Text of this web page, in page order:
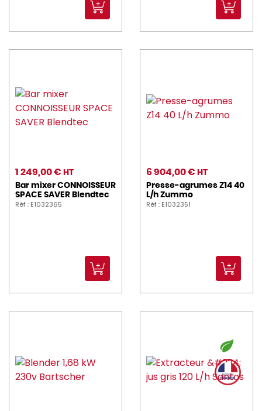
1 249,00 € HT
Bar mixer CONNOISSEUR
SPACE SAVER Blendtec
Réf : E1032365
6 904,00 € HT
Presse-agrumes Z14 40
L/h Zummo
Réf : E1032351